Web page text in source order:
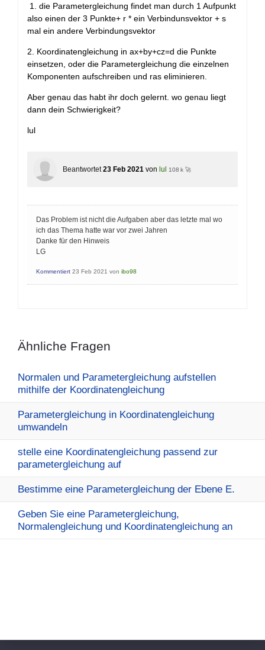
1. die Parametergleichung findet man durch 1 Aufpunkt
also einen der 3 Punkte+ r * ein Verbindunsvektor + s
mal ein andere Verbindungsvektor
2. Koordinatengleichung in ax+by+cz=d die Punkte
einsetzen, oder die Parametergleichung die einzelnen
Komponenten aufschreiben und ras eliminieren.
Aber genau das habt ihr doch gelernt. wo genau liegt
dann dein Schwierigkeit?
lul
Beantwortet 23 Feb 2021 von lul 108 k 🚀
Das Problem ist nicht die Aufgaben aber das letzte mal wo
ich das Thema hatte war vor zwei Jahren
Danke für den Hinweis
LG
Kommentiert 23 Feb 2021 von ibo98
Ähnliche Fragen
Normalen und Parametergleichung aufstellen
mithilfe der Koordinatengleichung
Parametergleichung in Koordinatengleichung
umwandeln
stelle eine Koordinatengleichung passend zur
parametergleichung auf
Bestimme eine Parametergleichung der Ebene E.
Geben Sie eine Parametergleichung,
Normalengleichung und Koordinatengleichung an